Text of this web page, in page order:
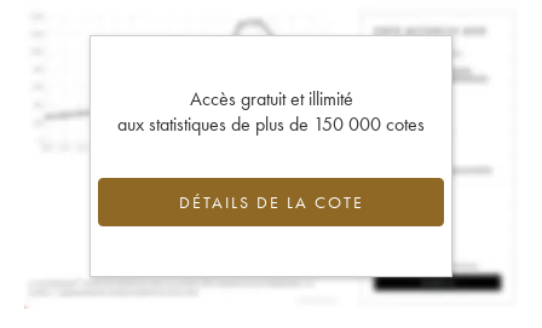
Accès gratuit et illimité
aux statistiques de plus de 150 000 cotes
DÉTAILS DE LA COTE